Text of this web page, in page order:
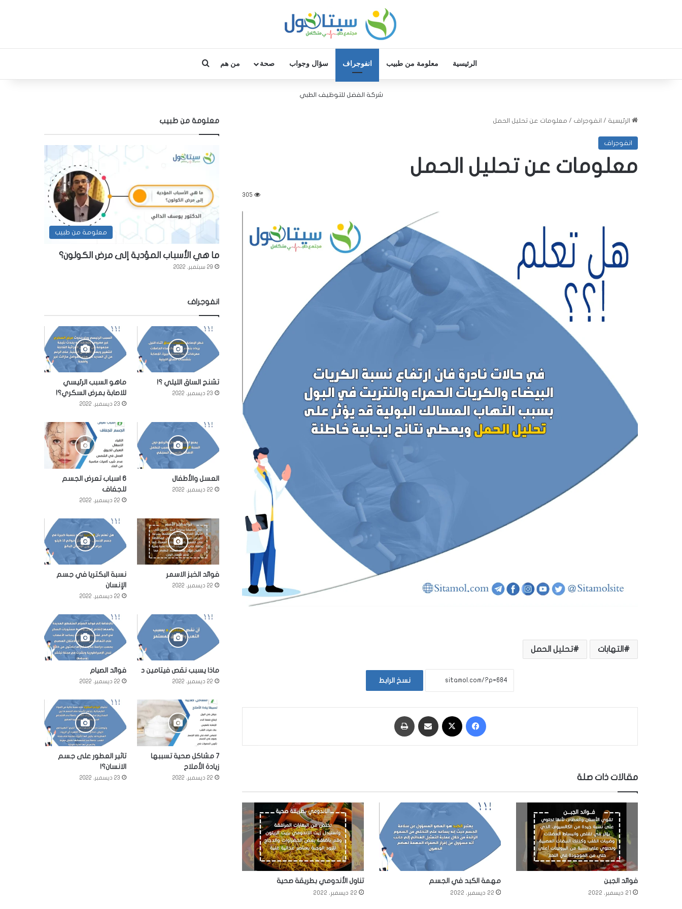
الرئيسية معلومة من طبيب انفوجراف سؤال وجواب صحة من هم
شركة الفضل للتوظيف الطبي
الرئيسية / انفوجراف / معلومات عن تحليل الحمل
انفوجراف
معلومات عن تحليل الحمل
305
التهابات تحليل الحمل
نسخ الرابط
مقالات ذات صلة
فوائد الجبن
21 ديسمبر، 2022
مهمة الكبد في الجسم
22 ديسمبر، 2022
تناول الأندومي بطريقة صحية
22 ديسمبر، 2022
معلومة من طبيب
معلومة من طبيب
ما هي الأسباب المؤدية إلى مرض الكولون؟
29 سبتمبر، 2022
انفوجراف
تشنج الساق الليلي ؟!
23 ديسمبر، 2022
ماهو السبب الرئيسي
للاصابة بمرض السكري؟!
23 ديسمبر، 2022
العسل والأطفال
22 ديسمبر، 2022
6 اسباب تعرض الجسم
للجفاف
22 ديسمبر، 2022
فوائد الخبز الاسمر
22 ديسمبر، 2022
نسبة البكتريا في جسم
الإنسان
22 ديسمبر، 2022
ماذا يسبب نقص فيتامين د
22 ديسمبر، 2022
فوائد الصيام
22 ديسمبر، 2022
7 مشاكل صحية تسببها
زيادة الأملاح
22 ديسمبر، 2022
تاثير العطور على جسم
الانسان؟!
23 ديسمبر، 2022